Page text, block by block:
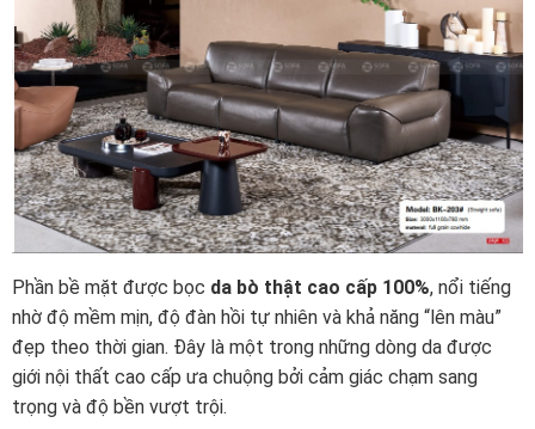
Phần bề mặt được bọc da bò thật cao cấp 100%, nổi tiếng
nhờ độ mềm mịn, độ đàn hồi tự nhiên và khả năng “lên màu”
đẹp theo thời gian. Đây là một trong những dòng da được
giới nội thất cao cấp ưa chuộng bởi cảm giác chạm sang
trọng và độ bền vượt trội.